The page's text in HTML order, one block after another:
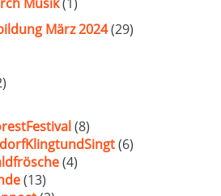
März 2024(29)
(8)
(6)
(4)
(13)